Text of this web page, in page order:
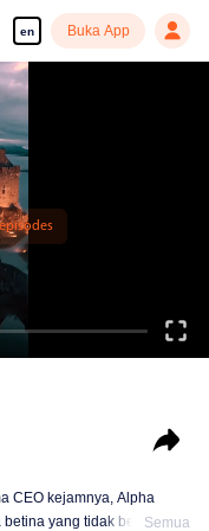
en Buka App
CEO kejamnya, Alpha
yang tidak berdaya
Semua